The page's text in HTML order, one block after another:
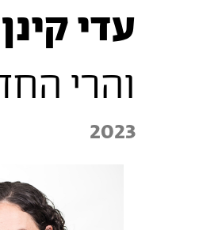
עדי קינן
והרי
2023